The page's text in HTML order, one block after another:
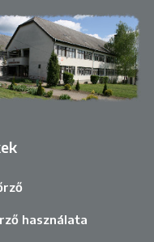
használata